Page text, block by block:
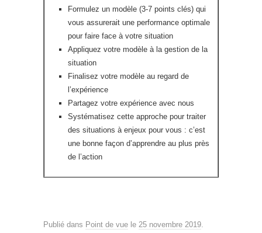
Formulez un modèle (3-7 points clés) qui
vous assurerait une performance optimale
pour faire face à votre situation
Appliquez votre modèle à la gestion de la
situation
Finalisez votre modèle au regard de
l’expérience
Partagez votre expérience avec nous
Systématisez cette approche pour traiter
des situations à enjeux pour vous : c’est
une bonne façon d’apprendre au plus près
de l’action
Publié dans Point de vue le 25 novembre 2019.